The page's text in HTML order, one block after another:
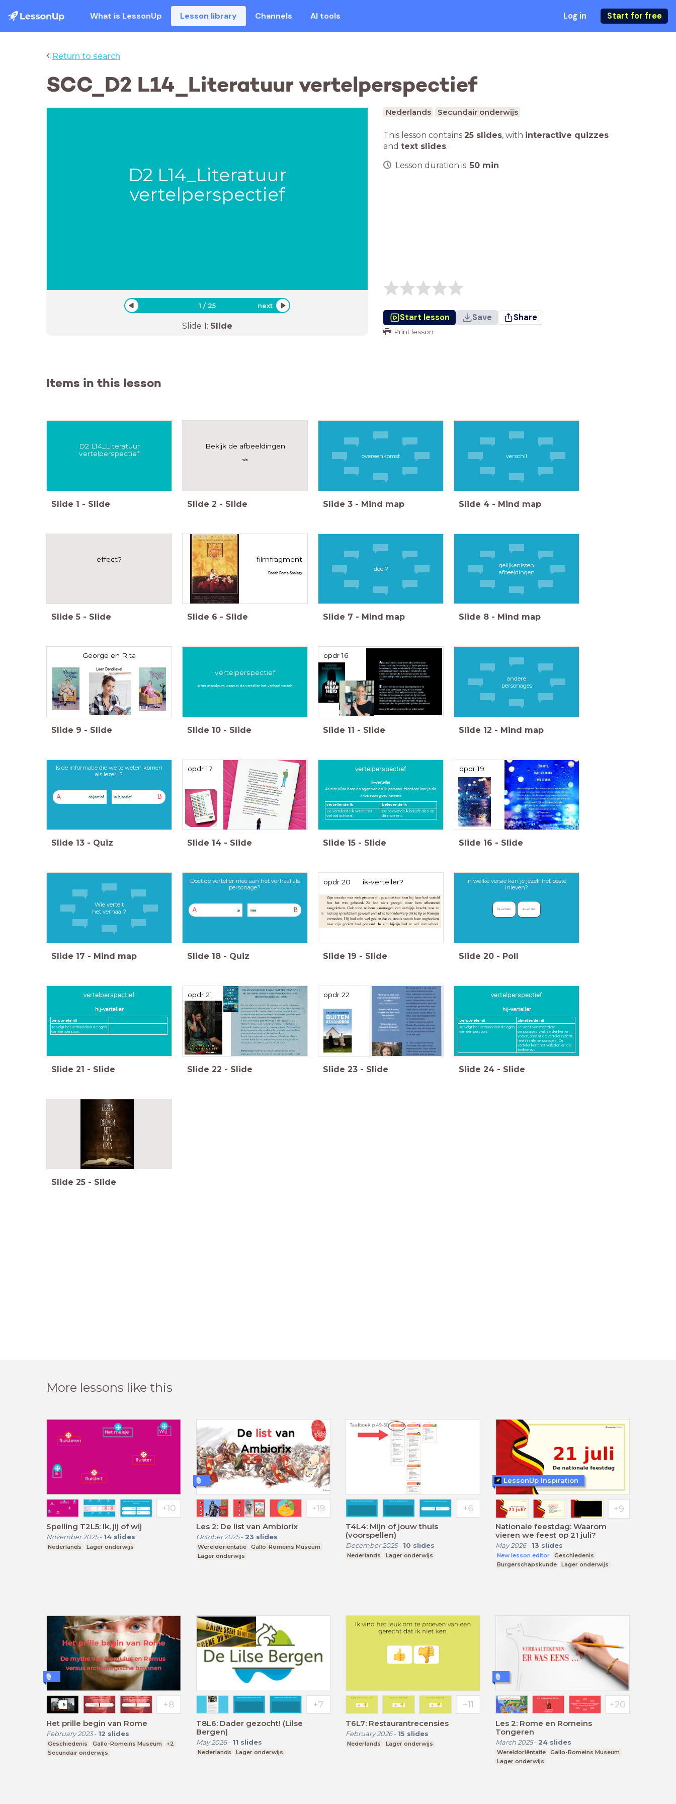
What is LessonUp Lesson library Channels AI tools Log in Start for free
‹ Return to search
SCC_D2 L14_Literatuur vertelperspectief
D2 L14_Literatuur
vertelperspectief
1 /25 next
Slide 1: Slide
Nederlands Secundair onderwijs
This lesson contains 25 slides, with interactive quizzes
and text slides.
Lesson duration is: 50 min
Start lesson Save Share
Print lesson
Items in this lesson
D2 L14_Literatuur
vertelperspectief
Slide 1 - Slide
Bekijk de afbeeldingen
wb
Slide 2 - Slide
overeenkomst
Slide 3 - Mind map
verschil
Slide 4 - Mind map
effect?
Slide 5 - Slide
filmfragment
Death Poets Society
Slide 6 - Slide
doel?
Slide 7 - Mind map
gelijkenissen
afbeeldingen
Slide 8 - Mind map
George en Rita
Leen Dendievel
Slide 9 - Slide
vertelperspectief
= het standpunt waaruit de verteller het verhaal vertelt
Slide 10 - Slide
opdr 16
Slide 11 - Slide
andere
personages
Slide 12 - Mind map
Is de informatie die we te weten komen
als lezer...?
A objectief B
subjectief
Slide 13 - Quiz
opdr 17
Slide 14 - Slide
vertelperspectief
ik-verteller
Je ziet alles door de ogen van de ik-persoon. Hierdoor leer je de
ik-persoon goed kennen.
vertellende ik
belevende ik
De vertellende ik vertelt het
verhaal achteraf.
De belevende ik beleeft alles op
dit moment.
Slide 15 - Slide
opdr 19
Slide 16 - Slide
Wie vertelt
het verhaal?
Slide 17 - Mind map
Doet de verteller mee aan het verhaal als
personage?
A ja B
nee
Slide 18 - Quiz
opdr 20 ik-verteller?
Slide 19 - Slide
In welke versie kan je jezelf het beste
inleven?
hij-verteller ik-verteller
Slide 20 - Poll
vertelperspectief
hij-verteller
personele hij
Je volgt het verhaal door de ogen
van één persoon.
Slide 21 - Slide
opdr 21
Slide 22 - Slide
opdr 22
Slide 23 - Slide
vertelperspectief
hij-verteller
personele hij
alwetende hij
Je volgt het verhaal door de ogen
van één persoon.
Je weet van meerdere
personages wat ze denken en
voelen, omdat de verteller inzicht
heeft in alle personages. De
verteller kent het verleden en de
toekomst.
Slide 24 - Slide
Slide 25 - Slide
More lessons like this
Spelling T2L5: Ik, jij of wij
November 2025- 14 slides
Nederlands Lager onderwijs
Les 2: De list van Ambiorix
October 2025- 23 slides
Wereldoriëntatie
Gallo-Romeins Museum
Lager onderwijs
T4L4: Mijn of jouw thuis
(voorspellen)
December 2025- 10 slides
Nederlands Lager onderwijs
Nationale feestdag: Waarom
vieren we feest op 21 juli?
May 2026- 13 slides
New lesson editor
Geschiedenis
Burgerschapskunde
Lager onderwijs
LessonUp Inspiration
Het prille begin van Rome
February 2023- 12 slides
Geschiedenis Gallo-Romeins Museum
+2
Secundair onderwijs
T8L6: Dader gezocht! (Lilse
Bergen)
May 2026- 11 slides
Nederlands Lager onderwijs
T6L7: Restaurantrecensies
February 2026- 15 slides
Nederlands Lager onderwijs
Les 2: Rome en Romeins
Tongeren
March 2025- 24 slides
Wereldoriëntatie
Gallo-Romeins Museum
Lager onderwijs